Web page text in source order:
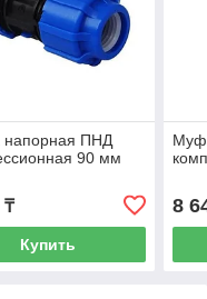
ПНД
90 мм
₸
Купить
8